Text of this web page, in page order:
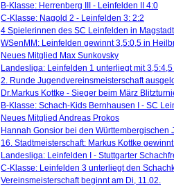
B-Klasse: Herrenberg III - Leinfelden II 4:0
C-Klasse: Nagold 2 - Leinfelden 3: 2:2
4 Spielerinnen des SC Leinfelden in Magstadt
WSenMM: Leinfelden gewinnt 3,5:0,5 in
Neues Mitglied Max Sunkovsky
Landesliga: Leinfelden 1 unterliegt mit
2. Runde Jugendvereinsmeisterschaft
Dr.Markus Kottke - Sieger beim März
B-Klasse: Schach-Kids Bernhausen I - SC
Neues Mitglied Andreas Prokos
Hannah Gonsior bei den Württembergischen
16. Stadtmeisterschaft: Markus Kottke
Landesliga: Leinfelden I - Stuttgarter
C-Klasse: Leinfelden 3 unterliegt den
Vereinsmeisterschaft beginnt am Di, 11.02.